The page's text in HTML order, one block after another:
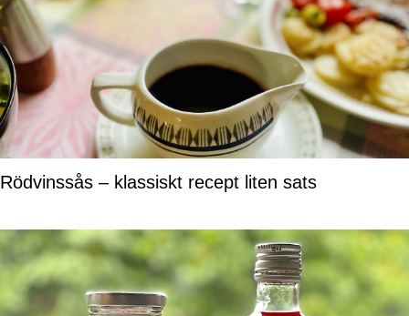
Rödvinssås – klassiskt recept liten sats